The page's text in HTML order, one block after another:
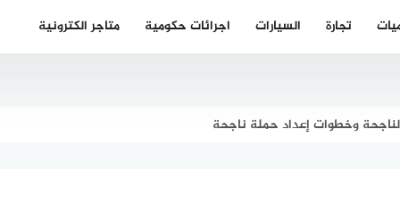
تجارة السيارات اجرائات حكومية متاجر الكترونية
وخطوات إعداد حملة ناجحة